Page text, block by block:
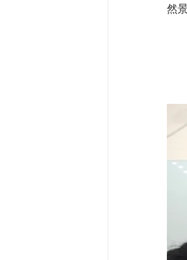
然